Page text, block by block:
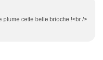
plume cette belle brioche !<br />